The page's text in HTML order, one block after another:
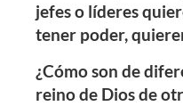
jefes o líderes
tener poder,
¿Cómo son de
reino de Dios de